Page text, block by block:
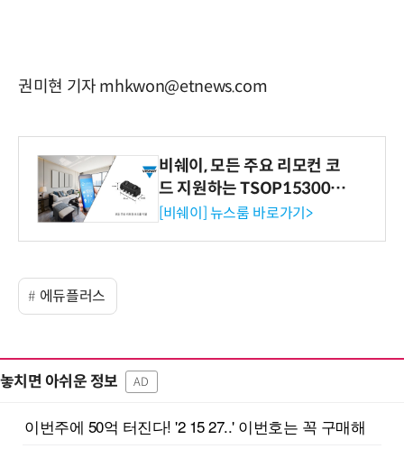
권미현 기자 mhkwon@etnews.com
비쉐이, 모든 주요 리모컨 코
드 지원하는 TSOP15300 시
리즈 IR 수신기 출시
[비쉐이] 뉴스룸 바로가기>
에듀플러스
놓치면 아쉬운 정보 AD